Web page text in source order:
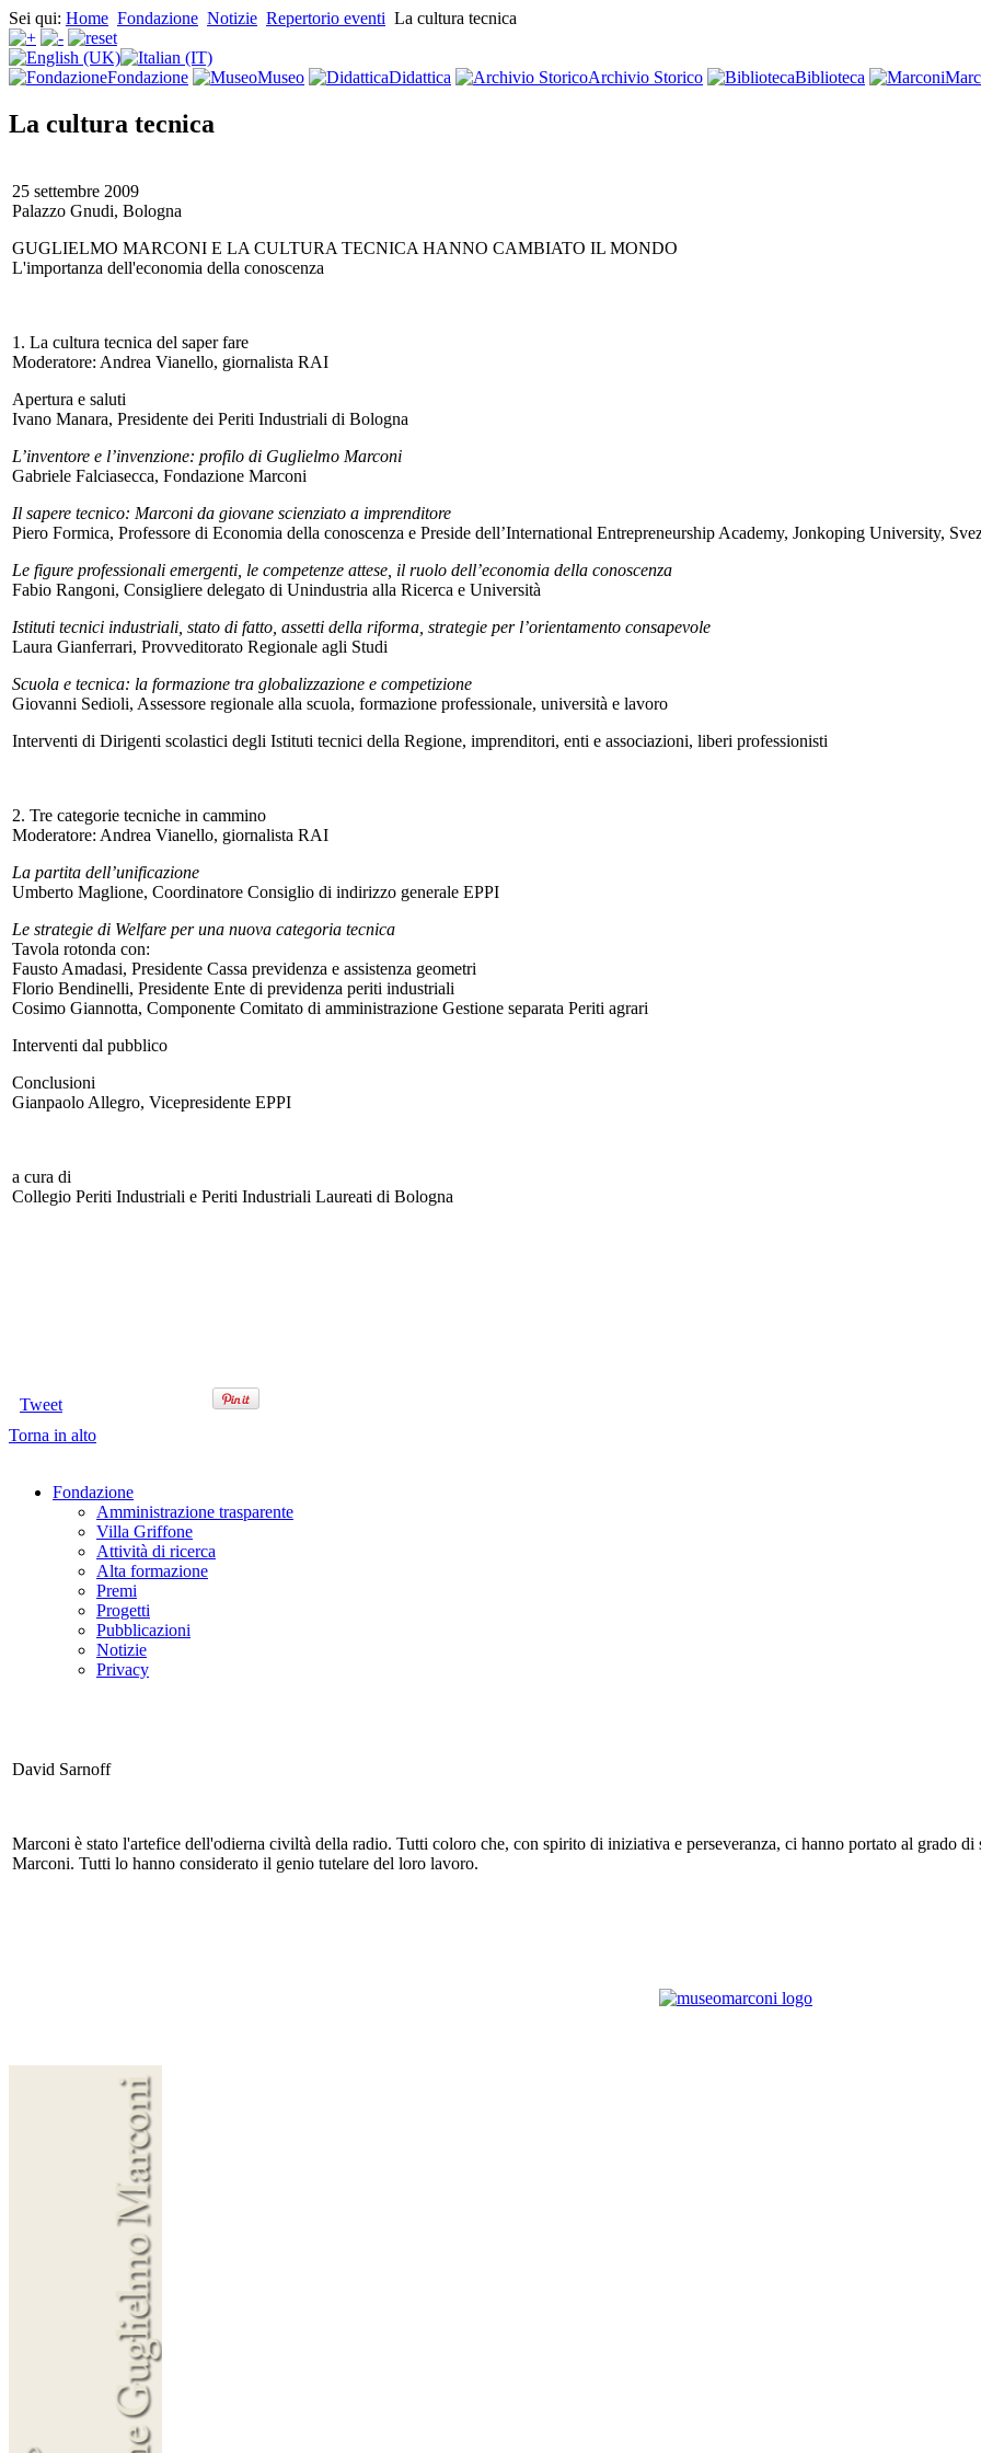
Sei qui: Home Fondazione Notizie Repertorio eventi La cultura tecnica
Fondazione Museo Didattica Archivio Storico Biblioteca
La cultura tecnica
25 settembre 2009
Palazzo Gnudi, Bologna
GUGLIELMO MARCONI E LA CULTURA TECNICA HANNO CAMBIATO IL MONDO
L'importanza dell'economia della conoscenza
1. La cultura tecnica del saper fare
Moderatore: Andrea Vianello, giornalista RAI
Apertura e saluti
Ivano Manara, Presidente dei Periti Industriali di Bologna
L’inventore e l’invenzione: profilo di Guglielmo Marconi
Gabriele Falciasecca, Fondazione Marconi
Il sapere tecnico: Marconi da giovane scienziato a imprenditore
Piero Formica, Professore di Economia della conoscenza e Preside dell’International Entrepreneurship Academy, Jonkoping University,
Le figure professionali emergenti, le competenze attese, il ruolo dell’economia della conoscenza
Fabio Rangoni, Consigliere delegato di Unindustria alla Ricerca e Università
Istituti tecnici industriali, stato di fatto, assetti della riforma, strategie per l’orientamento consapevole
Laura Gianferrari, Provveditorato Regionale agli Studi
Scuola e tecnica: la formazione tra globalizzazione e competizione
Giovanni Sedioli, Assessore regionale alla scuola, formazione professionale, università e lavoro
Interventi di Dirigenti scolastici degli Istituti tecnici della Regione, imprenditori, enti e associazioni, liberi professionisti
2. Tre categorie tecniche in cammino
Moderatore: Andrea Vianello, giornalista RAI
La partita dell’unificazione
Umberto Maglione, Coordinatore Consiglio di indirizzo generale EPPI
Le strategie di Welfare per una nuova categoria tecnica
Tavola rotonda con:
Fausto Amadasi, Presidente Cassa previdenza e assistenza geometri
Florio Bendinelli, Presidente Ente di previdenza periti industriali
Cosimo Giannotta, Componente Comitato di amministrazione Gestione separata Periti agrari
Interventi dal pubblico
Conclusioni
Gianpaolo Allegro, Vicepresidente EPPI
a cura di
Collegio Periti Industriali e Periti Industriali Laureati di Bologna
Tweet
Torna in alto
Fondazione
Amministrazione trasparente
Villa Griffone
Attività di ricerca
Alta formazione
Premi
Progetti
Pubblicazioni
Notizie
Privacy
David Sarnoff
Marconi è stato l'artefice dell'odierna civiltà della radio. Tutti coloro che, con spirito di iniziativa e perseveranza, ci hanno portato al grado
Marconi. Tutti lo hanno considerato il genio tutelare del loro lavoro.